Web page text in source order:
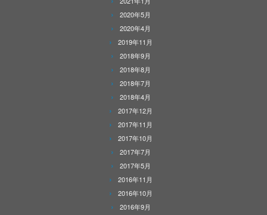
2020年5月
2020年4月
2019年11月
2018年9月
2018年8月
2018年7月
2018年4月
2017年12月
2017年11月
2017年10月
2017年7月
2017年5月
2016年11月
2016年10月
2016年9月